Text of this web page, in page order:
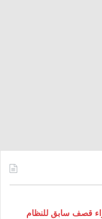
قصف سابق للنظام